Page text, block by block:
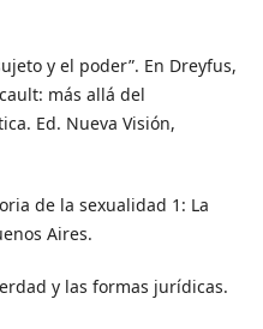
y el poder”. En Dreyfus,
más allá del
Ed. Nueva Visión,
de la sexualidad 1: La
Aires.
y las formas jurídicas.